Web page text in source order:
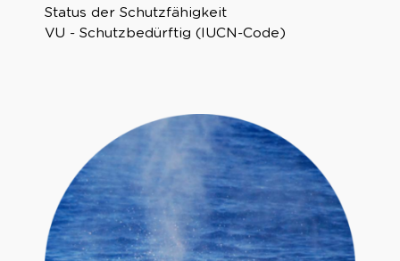
Status der Schutzfähigkeit
VU - Schutzbedürftig (IUCN-Code)